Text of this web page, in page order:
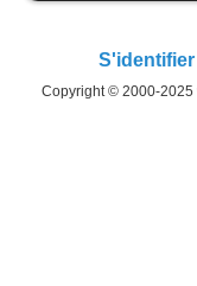
S'identifier
Copyright © 2000-2025